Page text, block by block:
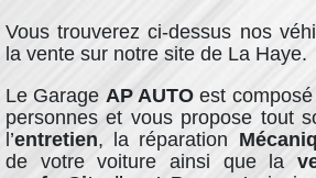
Vous trouverez ci-dessus nos
la vente sur notre site de La Haye.
Le Garage AP AUTO est composé
personnes et vous propose tout
l’entretien, la réparation
de votre voiture ainsi que la